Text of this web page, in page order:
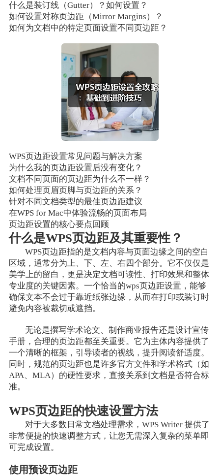
什么是装订线（Gutter）？如何设置？
如何设置对称页边距（Mirror Margins）？
如何为文档中的特定页面设置不同页边距？
WPS页边距设置常见问题与解决方案
为什么我的页边距设置后没有变化？
文档不同页面的页边距为什么不一样？
如何处理页眉页脚与页边距的关系？
针对不同文档类型的最佳页边距建议
在WPS for Mac中体验流畅的页面布局
页边距设置的核心要点回顾
什么是WPS页边距及其重要性？
WPS页边距指的是文档内容与页面边缘之间的空白
区域，通常分为上、下、左、右四个部分。它不仅仅是
美学上的留白，更是决定文档可读性、打印效果和整体
专业度的关键因素。一个恰当的wps页边距设置，能够
确保文本不会过于靠近纸张边缘，从而在打印或装订时
避免内容被裁切或遮挡。
无论是撰写学术论文、制作商业报告还是设计宣传
手册，合理的页边距都至关重要。它为主体内容提供了
一个清晰的框架，引导读者的视线，提升阅读舒适度。
同时，规范的页边距也是许多官方文件和学术格式（如
APA、MLA）的硬性要求，直接关系到文档是否符合标
准。
WPS页边距的快速设置方法
对于大多数日常文档处理需求，WPS Writer 提供了
非常便捷的快速调整方式，让您无需深入复杂的菜单即
可完成设置。
使用预设页边距